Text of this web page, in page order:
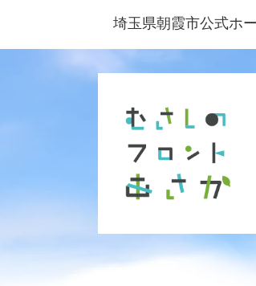
ジ
ュ
埼玉県朝霞市公式ホ